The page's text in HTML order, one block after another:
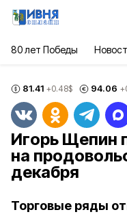
80 лет Победы
81.41 +0.48$ 94.06
Игорь Щепин
на
декабря
Торговые ряды